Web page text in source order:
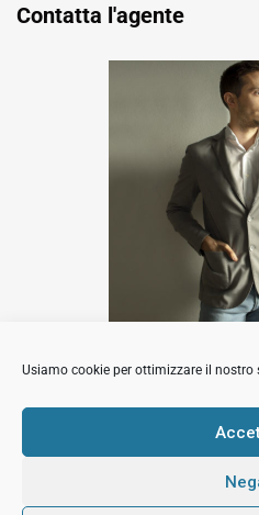
Usiamo cookie per ottimizzare il nostro
Contatta l'agente
Luca